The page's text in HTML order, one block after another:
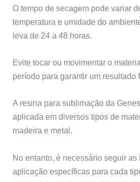
O tempo de secagem pode variar
temperatura e umidade do
leva de 24 a 48 horas.
Evite tocar ou movimentar o
período para garantir um resultado
A resina para sublimação da
aplicada em diversos tipos de
madeira e metal.
No entanto, é necessário seguir as
aplicação específicas para cada